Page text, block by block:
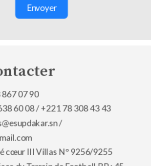
Envoyer
867 07 90
60 08 /+221 78 308 43 43
/
cœur III Villas N° 9256/9255